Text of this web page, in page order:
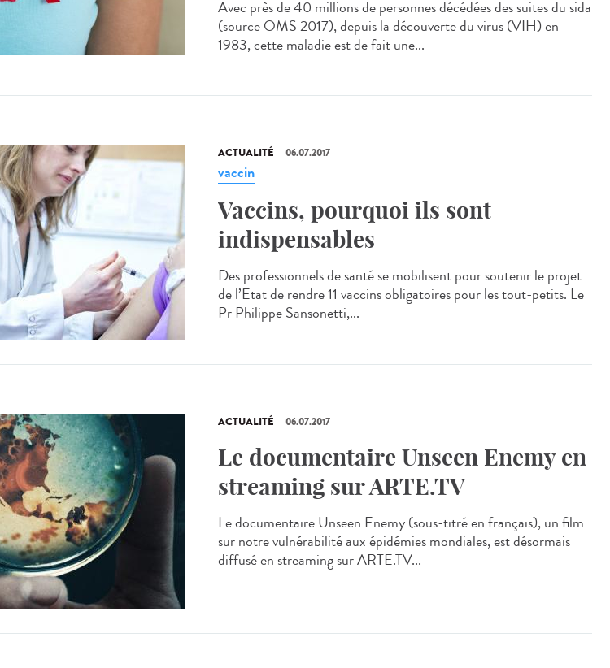
Avec près de 40 millions de personnes décédées des suites du sida
(source OMS 2017), depuis la découverte du virus (VIH) en
1983, cette maladie est de fait une...
ACTUALITÉ 06.07.2017
vaccin
Vaccins, pourquoi ils sont
indispensables
Des professionnels de santé se mobilisent pour soutenir le projet
de l’Etat de rendre 11 vaccins obligatoires pour les tout-petits. Le
Pr Philippe Sansonetti,...
ACTUALITÉ 06.07.2017
Le documentaire Unseen Enemy en
streaming sur ARTE.TV
Le documentaire Unseen Enemy (sous-titré en français), un film
sur notre vulnérabilité aux épidémies mondiales, est désormais
diffusé en streaming sur ARTE.TV...